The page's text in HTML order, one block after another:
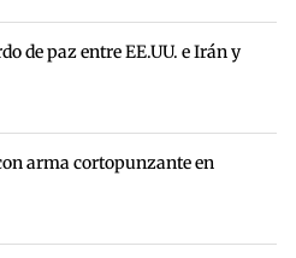
de paz entre EE.UU. e Irán y
arma cortopunzante en